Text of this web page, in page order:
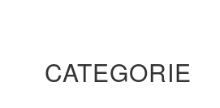
CATEGORIE